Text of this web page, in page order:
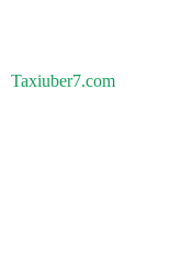
Taxiuber7.com